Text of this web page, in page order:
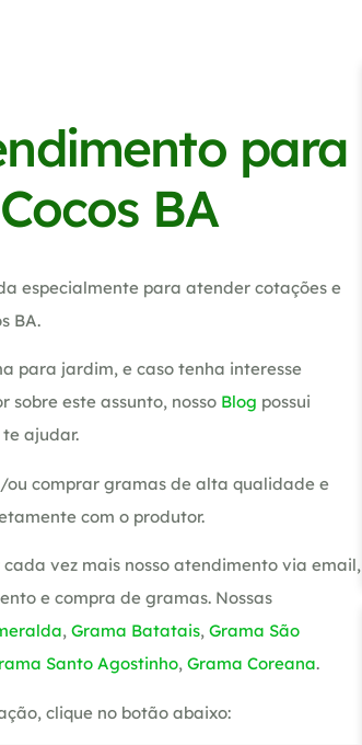
para
BA
especialmente para atender cotações e
BA.
para jardim, e caso tenha interesse
sobre este assunto, nosso Blog possui
ajudar.
comprar gramas de alta qualidade e
com o produtor.
vez mais nosso atendimento via email,
e compra de gramas. Nossas
, Grama Batatais, Grama São
Santo Agostinho, Grama Coreana.
clique no botão abaixo: